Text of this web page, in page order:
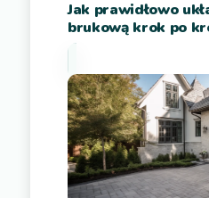
Jak prawidłowo
brukową krok po